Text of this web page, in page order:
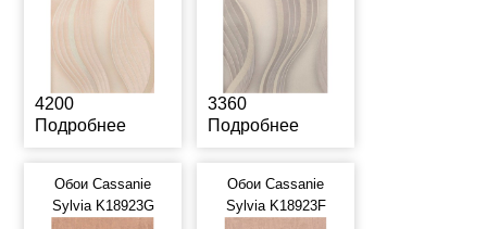
4200
Подробнее
3360
Подробнее
Обои Cassanie
Sylvia K18923G
Обои Cassanie
Sylvia K18923F